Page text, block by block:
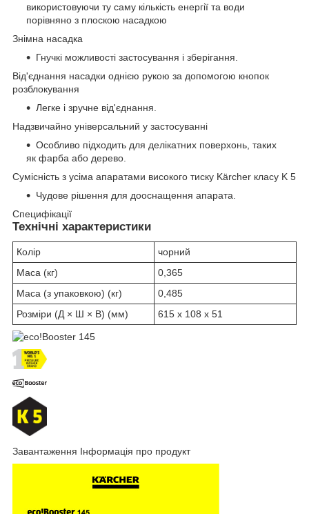
використовуючи ту саму кількість енергії та води
порівняно з плоскою насадкою
Знімна насадка
Гнучкі можливості застосування і зберігання.
Від'єднання насадки однією рукою за допомогою кнопок
розблокування
Легке і зручне від'єднання.
Надзвичайно універсальний у застосуванні
Особливо підходить для делікатних поверхонь, таких
як фарба або дерево.
Сумісність з усіма апаратами високого тиску Kärcher класу K 5
Чудове рішення для дооснащення апарата.
Специфікації
Технічні характеристики
Колір
чорний
Маса (кг)
0,365
Маса (з упаковкою) (кг)
0,485
Розміри (Д × Ш × В) (мм)
615 x 108 x 51
Завантаження Інформація про продукт